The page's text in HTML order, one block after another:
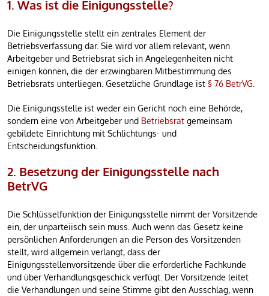
1. Was ist die Einigungsstelle?
Die Einigungsstelle stellt ein zentrales Element der
Betriebsverfassung dar. Sie wird vor allem relevant, wenn
Arbeitgeber und Betriebsrat sich in Angelegenheiten nicht
einigen können, die der erzwingbaren Mitbestimmung des
Betriebsrats unterliegen. Gesetzliche Grundlage ist § 76 BetrVG
Die Einigungsstelle ist weder ein Gericht noch eine Behörde,
sondern eine von Arbeitgeber und Betriebsrat gemeinsam
gebildete Einrichtung mit Schlichtungs- und
Entscheidungsfunktion.
2. Besetzung der Einigungsstelle nach
BetrVG
Die Schlüsselfunktion der Einigungsstelle nimmt der Vorsitzende
ein, der unparteiisch sein muss. Auch wenn das Gesetz keine
persönlichen Anforderungen an die Person des Vorsitzenden
stellt, wird allgemein verlangt, dass der
Einigungsstellenvorsitzende über die erforderliche Fachkunde
und über Verhandlungsgeschick verfügt. Der Vorsitzende leitet
die Verhandlungen und seine Stimme gibt den Ausschlag, wenn